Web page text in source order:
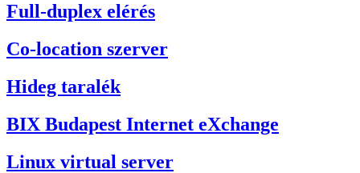
Full-duplex elérés
Co-location szerver
Hideg taralék
BIX Budapest Internet eXchange
Linux virtual server